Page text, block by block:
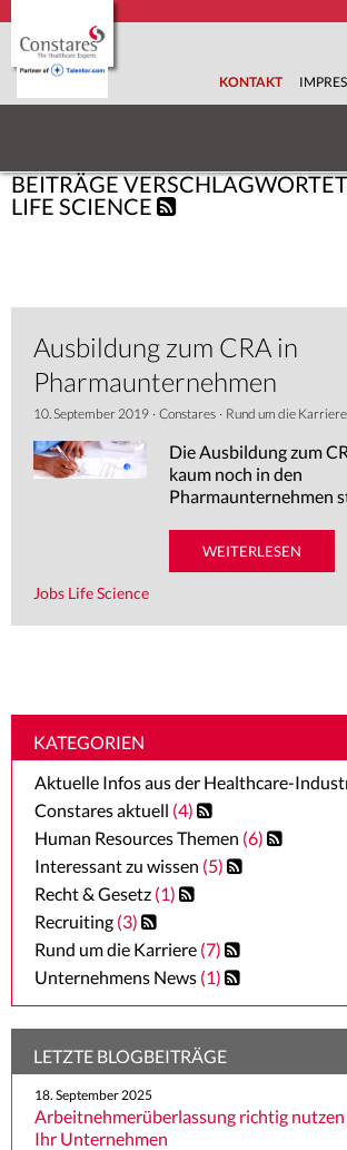
KONTAKT
ÜBER UNS
BRANCHEN
SERVICES
KARRIEREPORTAL
BRANCHENINFOS
BEITRÄGE
LIFE SCIENCE
Ausbildung zum CRA in
Pharmaunternehmen
10. September 2019 · Constares · Rund um die Karriere
Die Ausbildung zum
kaum noch in den
Pharmaunternehmen
WEITERLESEN
Jobs Life Science
KATEGORIEN
Aktuelle Infos aus der Healthcare-
Constares aktuell (4)
Human Resources Themen (6)
Interessant zu wissen (5)
Recht & Gesetz (1)
Recruiting (3)
Rund um die Karriere (7)
Unternehmens News (1)
LETZTE BLOGBEITRÄGE
18. September 2025
Arbeitnehmerüberlassung richtig
Ihr Unternehmen